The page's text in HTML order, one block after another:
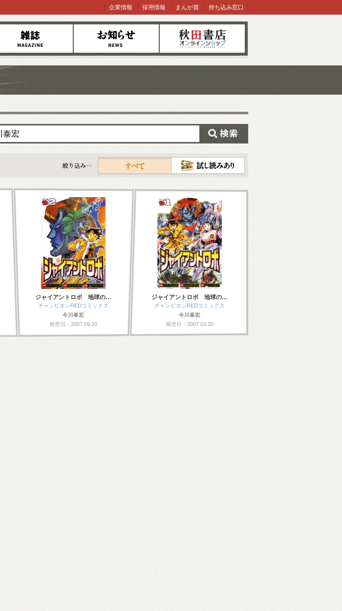
お知らせ オンラインショップ
企業情報 採用情報 まんが賞 持ち込み窓口
すべて
ジャイアントロボ 地球の…
チャンピオンREDコミックス
今川泰宏
発売日：2007.09.20
ジャイアントロボ 地球の…
チャンピオンREDコミックス
今川泰宏
発売日：2007.03.20